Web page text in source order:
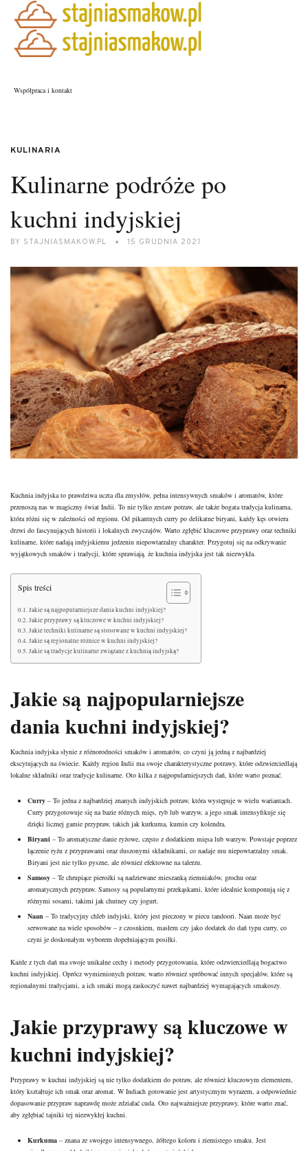
Współpraca i kontakt
KULINARIA
Kulinarne podróże po
kuchni indyjskiej
BY STAJNIASMAKOW.PL 15 GRUDNIA 2021
Kuchnia indyjska to prawdziwa uczta dla zmysłów, pełna intensywnych smaków i aromatów, które
przenoszą nas w magiczny świat Indii. To nie tylko zestaw potraw, ale także bogata tradycja kulinarna,
która różni się w zależności od regionu. Od pikantnych curry po delikatne biryani, każdy kęs otwiera
drzwi do fascynujących historii i lokalnych zwyczajów. Warto zgłębić kluczowe przyprawy oraz techniki
kulinarne, które nadają indyjskiemu jedzeniu niepowtarzalny charakter. Przygotuj się na odkrywanie
wyjątkowych smaków i tradycji, które sprawiają, że kuchnia indyjska jest tak niezwykła.
Spis treści
Jakie są najpopularniejsze dania kuchni indyjskiej?
Jakie przyprawy są kluczowe w kuchni indyjskiej?
Jakie techniki kulinarne są stosowane w kuchni indyjskiej?
Jakie są regionalne różnice w kuchni indyjskiej?
Jakie są tradycje kulinarne związane z kuchnią indyjską?
Jakie są najpopularniejsze
dania kuchni indyjskiej?
Kuchnia indyjska słynie z różnorodności smaków i aromatów, co czyni ją jedną z najbardziej
ekscytujących na świecie. Każdy region Indii ma swoje charakterystyczne potrawy, które odzwierciedlają
lokalne składniki oraz tradycje kulinarne. Oto kilka z najpopularniejszych dań, które warto poznać.
Curry – To jedna z najbardziej znanych indyjskich potraw, która występuje w wielu wariantach.
Curry przygotowuje się na bazie różnych mięs, ryb lub warzyw, a jego smak intensyfikuje się
dzięki licznej gamie przypraw, takich jak kurkuma, kumin czy kolendra.
Biryani – To aromatyczne danie ryżowe, często z dodatkiem mięsa lub warzyw. Powstaje poprzez
łączenie ryżu z przyprawami oraz duszonymi składnikami, co nadaje mu niepowtarzalny smak.
Biryani jest nie tylko pyszne, ale również efektowne na talerzu.
Samosy – Te chrupiące pierożki są nadziewane mieszanką ziemniaków, grochu oraz
aromatycznych przypraw. Samosy są popularnymi przekąskami, które idealnie komponują się z
różnymi sosami, takimi jak chutney czy jogurt.
Naan – To tradycyjny chleb indyjski, który jest pieczony w piecu tandoori. Naan może być
serwowane na wiele sposobów – z czosnkiem, masłem czy jako dodatek do dań typu curry, co
czyni je doskonałym wyborem dopełniającym posiłki.
Każde z tych dań ma swoje unikalne cechy i metody przygotowania, które odzwierciedlają bogactwo
kuchni indyjskiej. Oprócz wymienionych potraw, warto również spróbować innych specjałów, które są
regionalnymi tradycjami, a ich smaki mogą zaskoczyć nawet najbardziej wymagających smakoszy.
Jakie przyprawy są kluczowe w
kuchni indyjskiej?
Przyprawy w kuchni indyjskiej są nie tylko dodatkiem do potraw, ale również kluczowym elementem,
który kształtuje ich smak oraz aromat. W Indiach gotowanie jest artystycznym wyrazem, a odpowiednie
dopasowanie przypraw naprawdę może zdziałać cuda. Oto najważniejsze przyprawy, które warto znać,
aby zgłębiać tajniki tej niezwykłej kuchni.
Kurkuma – znana ze swojego intensywnego, żółtego koloru i ziemistego smaku. Jest